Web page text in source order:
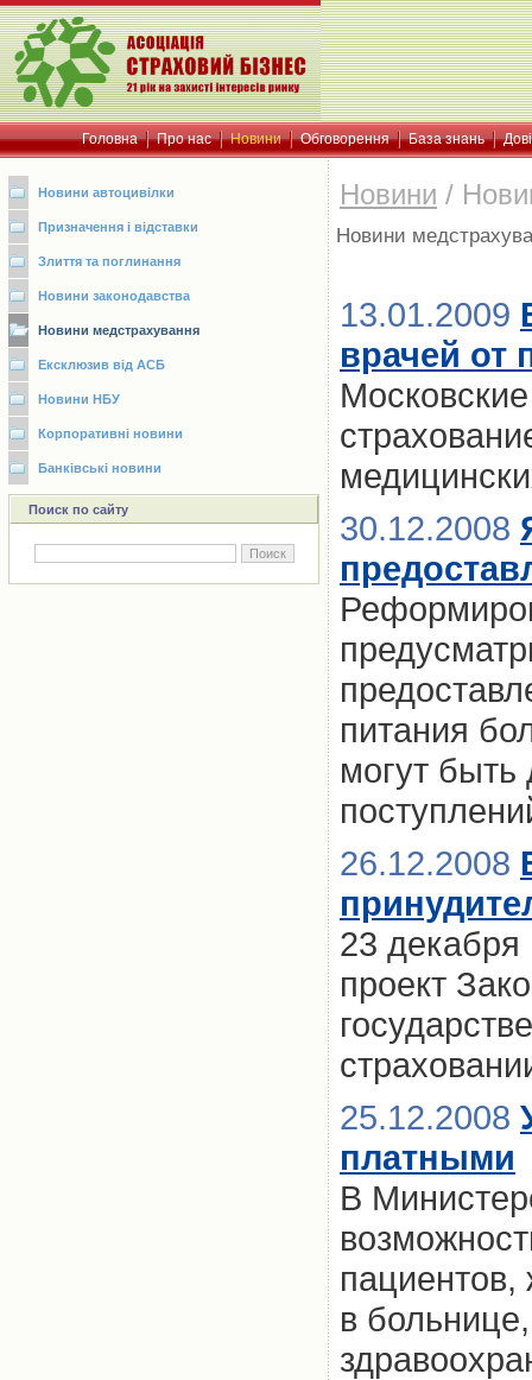
Головна Про нас Новини Обговорення База знань
Новини автоцивілки
Призначення і відставки
Злиття та поглинання
Новини законодавства
Новини медстрахування
Ексклюзив від АСБ
Новини НБУ
Корпоративні новини
Банківські новини
Поиск по сайту
Новини /
Новини
13.01.2009
врачей от
30.12.2008
питания
могут
26.12.2008
23
проект
25.12.2008
платными
В
в